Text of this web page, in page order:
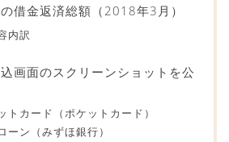
借金返済総額（2018年3月）
内訳
画面のスクリーンショットを公
トカード（ポケットカード）
ーン（みずほ銀行）